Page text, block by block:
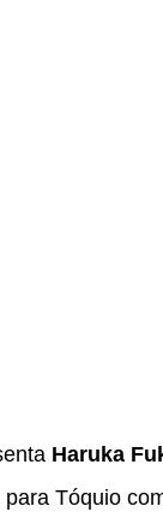
Haruka
Tóquio